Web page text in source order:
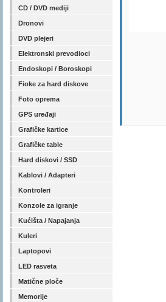
CD / DVD mediji
Dronovi
DVD plejeri
Elektronski prevodioci
Endoskopi / Boroskopi
Fioke za hard diskove
Foto oprema
GPS uređaji
Grafičke kartice
Grafičke table
Hard diskovi / SSD
Kablovi / Adapteri
Kontroleri
Konzole za igranje
Kućišta / Napajanja
Kuleri
Laptopovi
LED rasveta
Matične ploče
Memorije